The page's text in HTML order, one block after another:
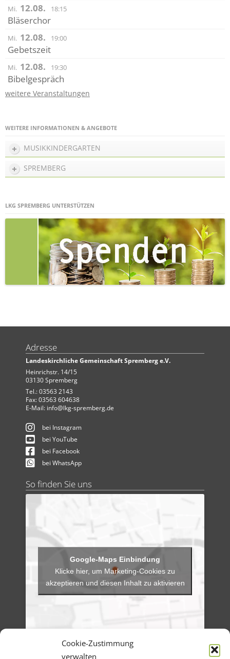
Cookie-Zustimmung
verwalten
Mi. 12.08. 18:15
Bläserchor
Mi. 12.08. 19:00
Gebetszeit
Mi. 12.08. 19:30
Bibelgespräch
weitere Veranstaltungen
WEITERE INFORMATIONEN & ANGEBOTE
MUSIKKINDERGARTEN
SPREMBERG
LKG SPREMBERG UNTERSTÜTZEN
Adresse
Landeskirchliche Gemeinschaft Spremberg e.V.
Heinrichstr. 14/15
03130 Spremberg
Tel.: 03563 2143
Fax: 03563 604638
E-Mail: info@lkg-spremberg.de
bei Instagram
bei YouTube
bei Facebook
bei WhatsApp
So finden Sie uns
Klicke hier, um Marketing-Cookies zu
akzeptieren und diesen Inhalt zu aktivieren